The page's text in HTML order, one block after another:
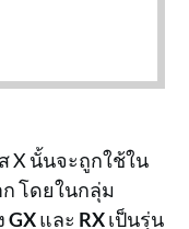
X นั้นจะถูกใช้ใน
โดยในกลุ่ม
GXและ RXเป็นรุ่น